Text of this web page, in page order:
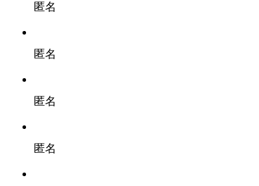
匿名
匿名
匿名
匿名